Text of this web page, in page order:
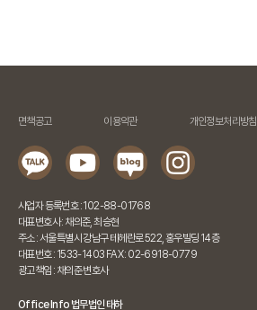
면책공고 이용약관 개인정보처리방침
사업자 등록번호 : 102-88-01768
대표변호사 : 채의준, 최승현
주소 : 서울특별시 강남구 테헤란로 522, 홍우빌딩 14층
대표번호 : 1533-1403 FAX : 02-6918-0779
광고책임 : 채의준 변호사
Office Info 법무법인 태하